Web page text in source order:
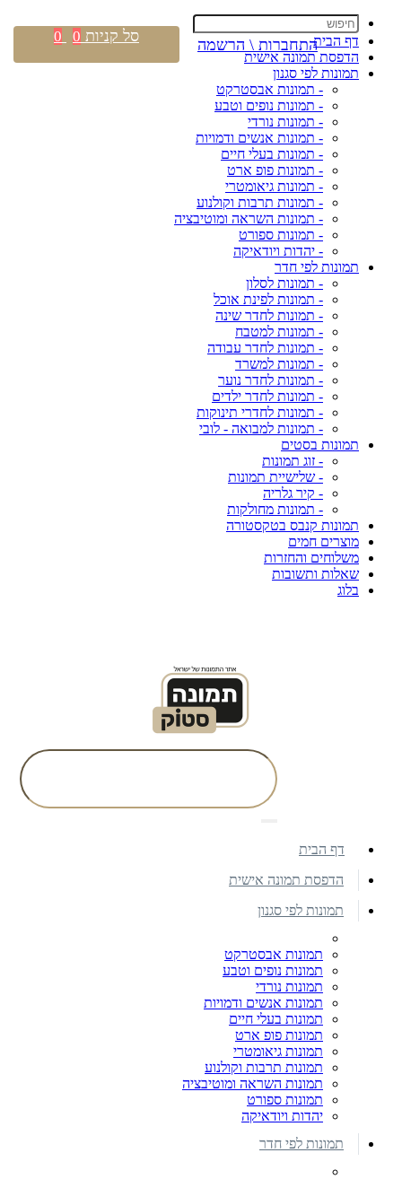
דף הבית
הדפסת תמונה אישית
תמונות לפי סגנון
- תמונות אבסטרקט
- תמונות נופים וטבע
- תמונות נורדי
- תמונות אנשים ודמויות
- תמונות בעלי חיים
- תמונות פופ ארט
- תמונות גיאומטרי
- תמונות תרבות וקולנוע
- תמונות השראה ומוטיבציה
- תמונות ספורט
- יהדות ויודאיקה
תמונות לפי חדר
- תמונות לסלון
- תמונות לפינת אוכל
- תמונות לחדר שינה
- תמונות למטבח
- תמונות לחדר עבודה
- תמונות למשרד
- תמונות לחדר נוער
- תמונות לחדר ילדים
- תמונות לחדרי תינוקות
- תמונות למבואה - לובי
תמונות בסטים
- זוג תמונות
- שלישיית תמונות
- קיר גלריה
- תמונות מחולקות
תמונות קנבס בטקסטורה
מוצרים חמים
משלוחים והחזרות
שאלות ותשובות
בלוג
התחברות \ הרשמה סל קניות 0
0
דף הבית
הדפסת תמונה אישית
תמונות לפי סגנון
תמונות אבסטרקט
תמונות נופים וטבע
תמונות נורדי
תמונות אנשים ודמויות
תמונות בעלי חיים
תמונות פופ ארט
תמונות גיאומטרי
תמונות תרבות וקולנוע
תמונות השראה ומוטיבציה
תמונות ספורט
יהדות ויודאיקה
תמונות לפי חדר